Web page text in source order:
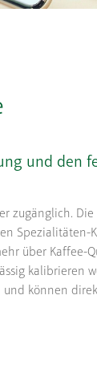
und den
zugänglich.
über Kaffee-
kalibrieren
und können